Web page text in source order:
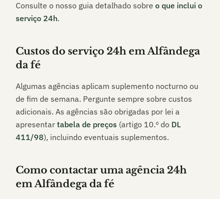
Consulte o nosso guia detalhado sobre o que inclui o
serviço 24h.
Custos do serviço 24h emAlfândega
da fé
Algumas agências aplicam suplemento nocturno ou
de fim de semana. Pergunte sempre sobre custos
adicionais. As agências são obrigadas por lei a
apresentar tabela de preços (artigo 10.º do DL
411/98), incluindo eventuais suplementos.
Como contactar uma agência 24h
emAlfândega da fé